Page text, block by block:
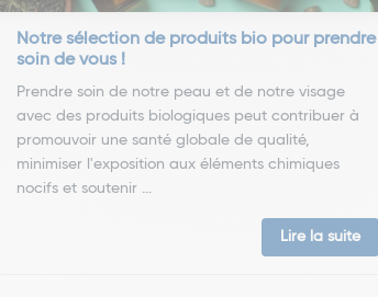
Notre sélection de produits bio pour prendre
soin de vous !
Prendre soin de notre peau et de notre visage
avec des produits biologiques peut contribuer à
promouvoir une santé globale de qualité,
minimiser l'exposition aux éléments chimiques
nocifs et soutenir ...
Lire la suite